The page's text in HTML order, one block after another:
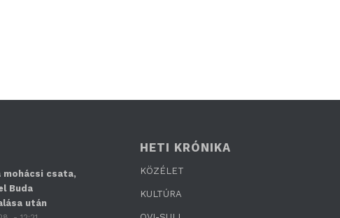
mohácsi csata,
Buda
után
HETI KRÓNIKA
KÖZÉLET
KULTÚRA